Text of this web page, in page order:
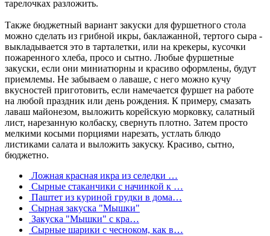
тарелочках разложить.
Также бюджетный вариант закуски для фуршетного стола
можно сделать из грибной икры, баклажанной, тертого сыра -
выкладывается это в тарталетки, или на крекеры, кусочки
пожаренного хлеба, просо и сытно. Любые фуршетные
закуски, если они миниатюрны и красиво оформлены, будут
приемлемы. Не забываем о лаваше, с него можно кучу
вкусностей приготовить, если намечается фуршет на работе
на любой праздник или день рождения. К примеру, смазать
лаваш майонезом, выложить корейскую морковку, салатный
лист, нарезанную колбаску, свернуть плотно. Затем просто
мелкими косыми порциями нарезать, устлать блюдо
листиками салата и выложить закуску. Красиво, сытно,
бюджетно.
Ложная красная икра из селедки …
Сырные стаканчики с начинкой к …
Паштет из куриной грудки в дома…
Сырная закуска "Мышки"
Закуска "Мышки" с кра…
Сырные шарики с чесноком, как в…